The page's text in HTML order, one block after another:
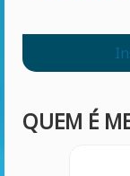
QUEM É